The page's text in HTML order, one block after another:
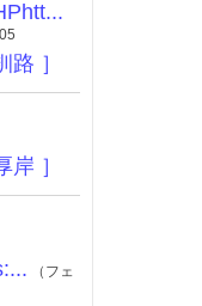
路 ］
岸 ］
（フェ